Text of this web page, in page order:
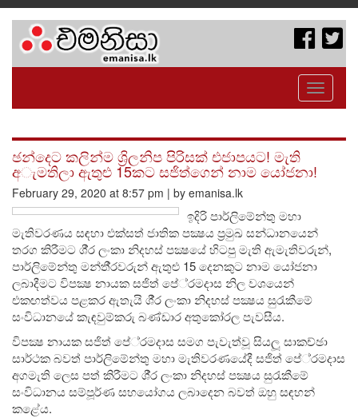
Toggle
ඡන්දෙට කලින්ම ශ්‍රිලනිප පිරිසක් එජාපයට! මැති
අැමතිලා ඇතුළු 15කට සජිත්ගෙන් නාම යෝජනා!
February 29, 2020 at 8:57 pm | by emanisa.lk
ඉදිරි පාර්ලිමේන්තු මහා
මැතිවරණය සඳහා එක්සත් ජාතික පක්‍ෂය ප‍්‍රමුඛ සන්ධානයෙන්
තරග කිරීමට ශී‍්‍ර ලංකා නිදහස් පක්‍ෂයේ හිටපු මැති ඇමැතිවරුන්,
පාර්ලිමේන්තු මන්තී‍්‍රවරුන් ඇතුළු 15 දෙනකුට නාම යෝජනා
ලබාදීමට විපක්‍ෂ නායක සජිත් පේ‍්‍රමදාස නිල වශයෙන්
එකඟත්වය පළකර ඇතැයි ශී‍්‍ර ලංකා නිදහස් පක්‍ෂය සුරැකීමේ
සංවිධානයේ කැඳවුම්කරු බණ්ඩාර අතුකෝරල පැවසීය.
විපක්‍ෂ නායක සජිත් පේ‍්‍රමදාස සමග පැවැත්වූ සියලූ සාකච්ඡා
සාර්ථක බවත් පාර්ලිමේන්තු මහා මැතිවරණයේදී සජිත් පේ‍්‍රමදාස
අගමැති ලෙස පත් කිරීමට ශී‍්‍ර ලංකා නිදහස් පක්‍ෂය සුරැකීමේ
සංවිධානය සම්පූර්ණ සහයෝගය ලබාදෙන බවත් ඔහු සඳහන්
කළේය.